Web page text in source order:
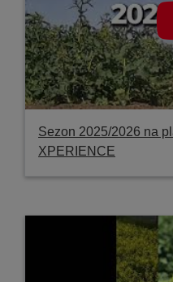
Sezon 2025/2026 na
XPERIENCE